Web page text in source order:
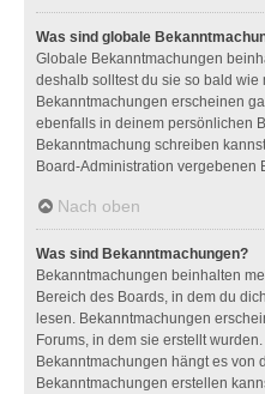
Was sind globale
Globale Bekanntmachungen
deshalb solltest du sie so bald wie
Bekanntmachungen erscheinen
ebenfalls in deinem persönlichen
Bekanntmachung schreiben
Board-Administration vergebenen
Nach oben
Was sind Bekanntmachungen?
Bekanntmachungen beinhalten
Bereich des Boards, in dem du
lesen. Bekanntmachungen
Forums, in dem sie erstellt
Bekanntmachungen hängt es von
Bekanntmachungen erstellen